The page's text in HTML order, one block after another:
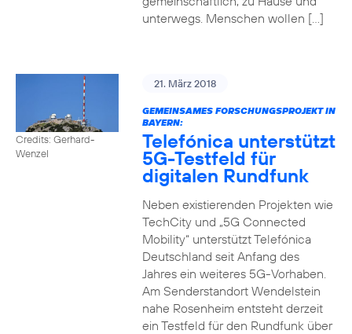
unterwegs. Menschen wollen […]
Credits: Gerhard-
Wenzel
21. März 2018
GEMEINSAMES FORSCHUNGSPROJEKT IN
BAYERN:
Telefónica unterstützt
5G-Testfeld für
digitalen Rundfunk
Neben existierenden Projekten wie
TechCity und „5G Connected
Mobility“ unterstützt Telefónica
Deutschland seit Anfang des
Jahres ein weiteres 5G-Vorhaben.
Am Senderstandort Wendelstein
nahe Rosenheim entsteht derzeit
ein Testfeld für den Rundfunk über